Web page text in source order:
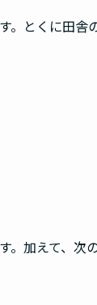
。とくに田
加えて、次